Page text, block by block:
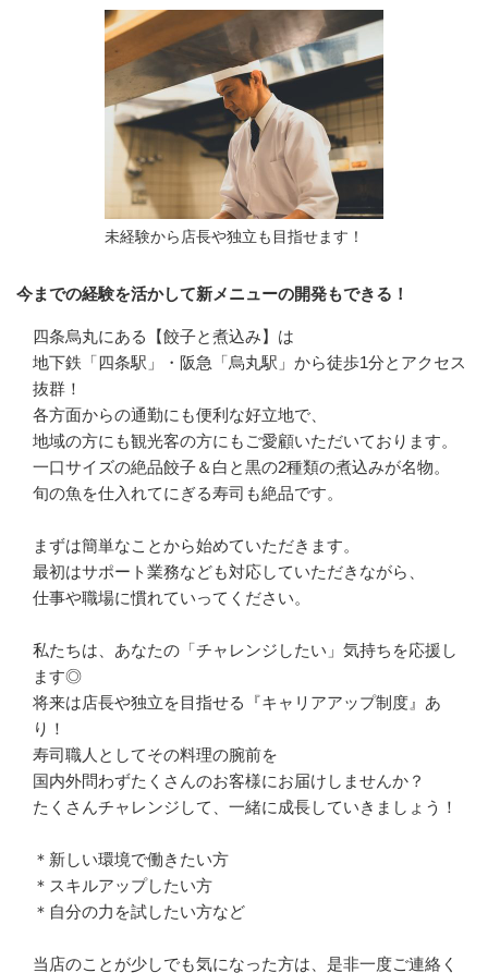
未経験から店長や独立も目指せます！
今までの経験を活かして新メニューの開発もできる！
四条烏丸にある【餃子と煮込み】は
地下鉄「四条駅」・阪急「烏丸駅」から徒歩1分とアクセス
抜群！
各方面からの通勤にも便利な好立地で、
地域の方にも観光客の方にもご愛顧いただいております。
一口サイズの絶品餃子＆白と黒の2種類の煮込みが名物。
旬の魚を仕入れてにぎる寿司も絶品です。
まずは簡単なことから始めていただきます。
最初はサポート業務なども対応していただきながら、
仕事や職場に慣れていってください。
私たちは、あなたの「チャレンジしたい」気持ちを応援し
ます◎
将来は店長や独立を目指せる『キャリアアップ制度』あ
り！
寿司職人としてその料理の腕前を
国内外問わずたくさんのお客様にお届けしませんか？
たくさんチャレンジして、一緒に成長していきましょう！
＊新しい環境で働きたい方
＊スキルアップしたい方
＊自分の力を試したい方など
当店のことが少しでも気になった方は、是非一度ご連絡く